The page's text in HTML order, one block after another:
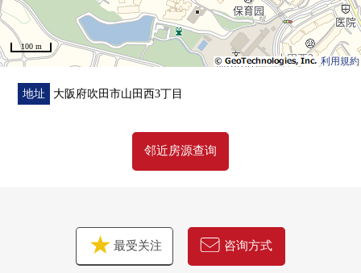
利用規約
100 m
地址 大阪府吹田市山田西3丁目
邻近房源查询
最受关注 咨询方式